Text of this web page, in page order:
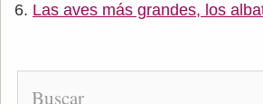
Las aves más grandes, los
Buscar